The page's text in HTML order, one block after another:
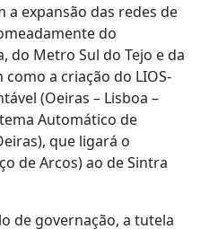
expansão das redes de
do
do Metro Sul do Tejo e da
a criação do LIOS-
(Oeiras – Lisboa –
Automático de
que ligará o
de Arcos) ao de Sintra
de governação, a tutela